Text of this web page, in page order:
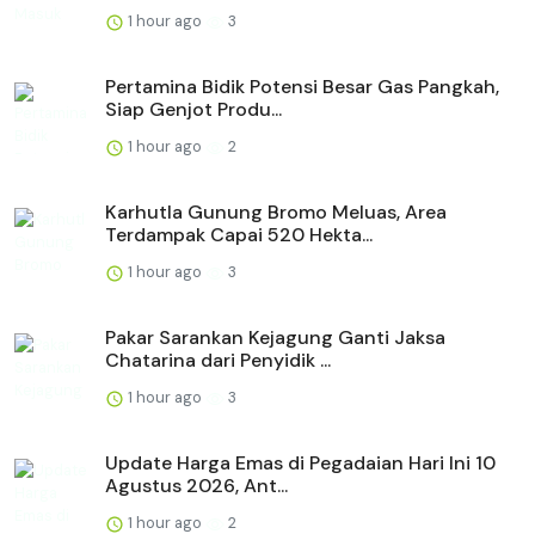
1 hour ago 3
Pertamina Bidik Potensi Besar Gas Pangkah,
Siap Genjot Produ...
1 hour ago 2
Karhutla Gunung Bromo Meluas, Area
Terdampak Capai 520 Hekta...
1 hour ago 3
Pakar Sarankan Kejagung Ganti Jaksa
Chatarina dari Penyidik ...
1 hour ago 3
Update Harga Emas di Pegadaian Hari Ini 10
Agustus 2026, Ant...
1 hour ago 2